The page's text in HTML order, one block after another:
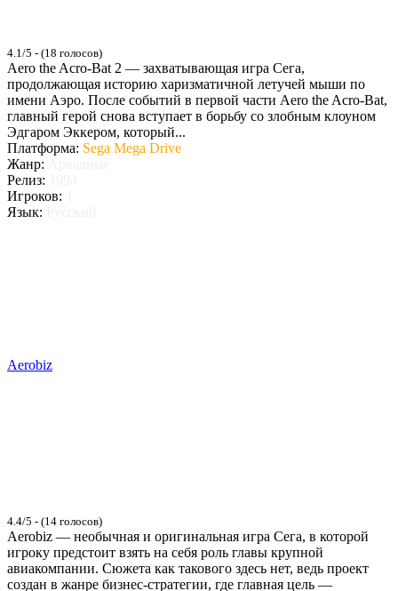
4.1/5 - (18 голосов)
Aero the Acro-Bat 2 — захватывающая игра Сега,
продолжающая историю харизматичной летучей мыши по
имени Аэро. После событий в первой части Aero the Acro-Bat,
главный герой снова вступает в борьбу со злобным клоуном
Эдгаром Эккером, который...
Платформа: Sega Mega Drive
Жанр:
Релиз:
Игроков:
Язык:
Aerobiz
4.4/5 - (14 голосов)
Aerobiz — необычная и оригинальная игра Сега, в которой
игроку предстоит взять на себя роль главы крупной
авиакомпании. Сюжета как такового здесь нет, ведь проект
создан в жанре бизнес-стратегии, где главная цель —